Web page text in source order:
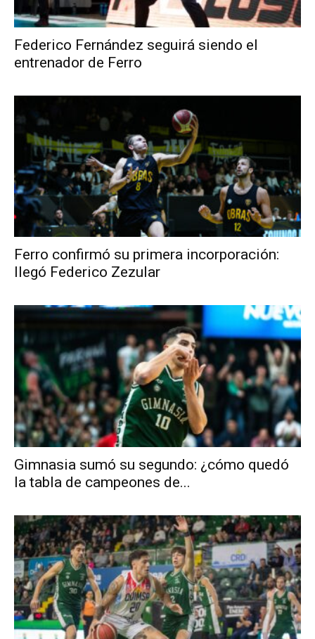
Federico Fernández seguirá siendo el
entrenador de Ferro
Ferro confirmó su primera incorporación:
llegó Federico Zezular
Gimnasia sumó su segundo: ¿cómo quedó
la tabla de campeones de...